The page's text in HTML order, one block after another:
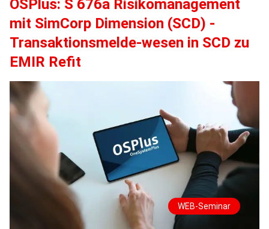
OSPlus: S 676a Risikomanagement
mit SimCorp Dimension (SCD) -
Transaktionsmelde-wesen in SCD zu
EMIR Refit
WEB-Seminar